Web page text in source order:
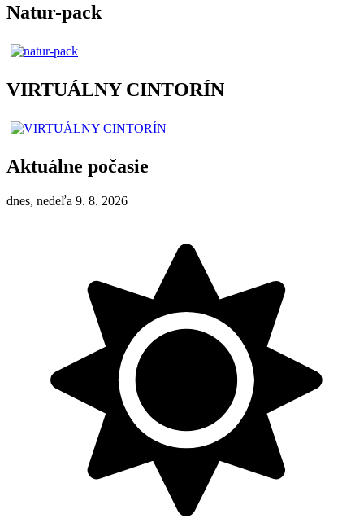
Natur-pack
VIRTUÁLNY CINTORÍN
Aktuálne počasie
dnes, nedeľa 9. 8. 2026